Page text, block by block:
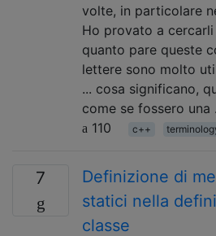
volte, in particolare
Ho provato a
quanto pare queste
lettere sono molto
... cosa significano,
come se fossero una
110
c++
7
Definizione di
statici nella
classe